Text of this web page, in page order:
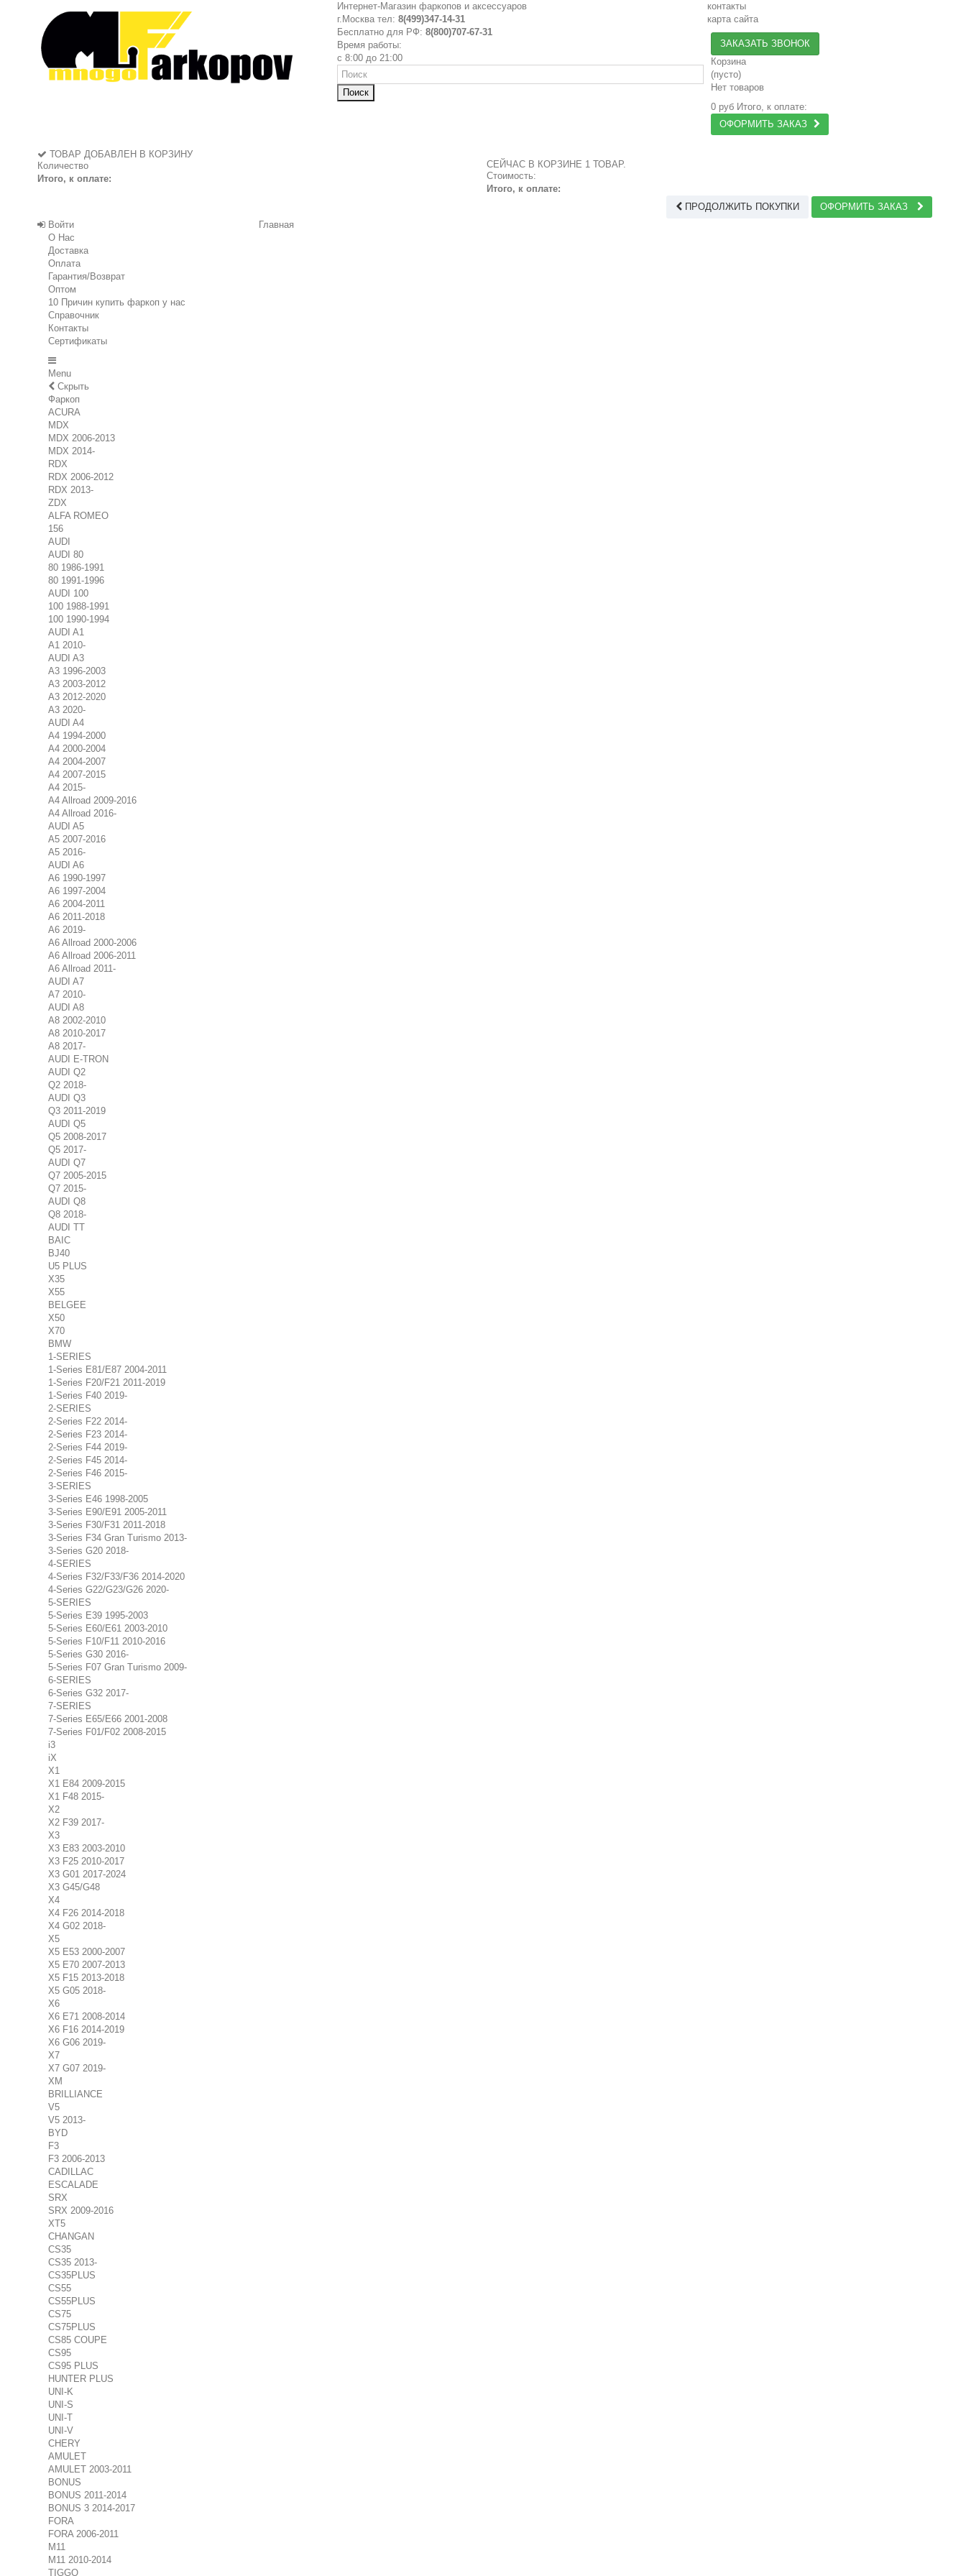
Интернет-Магазин фаркопов и аксессуаров
г.Москва тел: 8(499)347-14-31
Бесплатно для РФ: 8(800)707-67-31
Время работы:
с 8:00 до 21:00
Поиск
контакты
карта сайта
ЗАКАЗАТЬ ЗВОНОК
Корзина
(пусто)
Нет товаров
0 руб Итого, к оплате:
ОФОРМИТЬ ЗАКАЗ
ТОВАР ДОБАВЛЕН В КОРЗИНУ
Количество
Итого, к оплате:
СЕЙЧАС В КОРЗИНЕ 1 ТОВАР.
Стоимость:
Итого, к оплате:
ПРОДОЛЖИТЬ ПОКУПКИ
ОФОРМИТЬ ЗАКАЗ
Войти
Главная
О Нас
Доставка
Оплата
Гарантия/Возврат
Оптом
10 Причин купить фаркоп у нас
Справочник
Контакты
Сертификаты
Menu
Скрыть
Фаркоп
ACURA
MDX
MDX 2006-2013
MDX 2014-
RDX
RDX 2006-2012
RDX 2013-
ZDX
ALFA ROMEO
156
AUDI
AUDI 80
80 1986-1991
80 1991-1996
AUDI 100
100 1988-1991
100 1990-1994
AUDI A1
A1 2010-
AUDI A3
A3 1996-2003
A3 2003-2012
A3 2012-2020
A3 2020-
AUDI A4
A4 1994-2000
A4 2000-2004
A4 2004-2007
A4 2007-2015
A4 2015-
A4 Allroad 2009-2016
A4 Allroad 2016-
AUDI A5
A5 2007-2016
A5 2016-
AUDI A6
A6 1990-1997
A6 1997-2004
A6 2004-2011
A6 2011-2018
A6 2019-
A6 Allroad 2000-2006
A6 Allroad 2006-2011
A6 Allroad 2011-
AUDI A7
A7 2010-
AUDI A8
A8 2002-2010
A8 2010-2017
A8 2017-
AUDI E-TRON
AUDI Q2
Q2 2018-
AUDI Q3
Q3 2011-2019
AUDI Q5
Q5 2008-2017
Q5 2017-
AUDI Q7
Q7 2005-2015
Q7 2015-
AUDI Q8
Q8 2018-
AUDI TT
BAIC
BJ40
U5 PLUS
X35
X55
BELGEE
X50
X70
BMW
1-SERIES
1-Series E81/E87 2004-2011
1-Series F20/F21 2011-2019
1-Series F40 2019-
2-SERIES
2-Series F22 2014-
2-Series F23 2014-
2-Series F44 2019-
2-Series F45 2014-
2-Series F46 2015-
3-SERIES
3-Series E46 1998-2005
3-Series E90/E91 2005-2011
3-Series F30/F31 2011-2018
3-Series F34 Gran Turismo 2013-
3-Series G20 2018-
4-SERIES
4-Series F32/F33/F36 2014-2020
4-Series G22/G23/G26 2020-
5-SERIES
5-Series E39 1995-2003
5-Series E60/E61 2003-2010
5-Series F10/F11 2010-2016
5-Series G30 2016-
5-Series F07 Gran Turismo 2009-
6-SERIES
6-Series G32 2017-
7-SERIES
7-Series E65/E66 2001-2008
7-Series F01/F02 2008-2015
i3
iX
X1
X1 E84 2009-2015
X1 F48 2015-
X2
X2 F39 2017-
X3
X3 E83 2003-2010
X3 F25 2010-2017
X3 G01 2017-2024
X3 G45/G48
X4
X4 F26 2014-2018
X4 G02 2018-
X5
X5 E53 2000-2007
X5 E70 2007-2013
X5 F15 2013-2018
X5 G05 2018-
X6
X6 E71 2008-2014
X6 F16 2014-2019
X6 G06 2019-
X7
X7 G07 2019-
XM
BRILLIANCE
V5
V5 2013-
BYD
F3
F3 2006-2013
CADILLAC
ESCALADE
SRX
SRX 2009-2016
XT5
CHANGAN
CS35
CS35 2013-
CS35PLUS
CS55
CS55PLUS
CS75
CS75PLUS
CS85 COUPE
CS95
CS95 PLUS
HUNTER PLUS
UNI-K
UNI-S
UNI-T
UNI-V
CHERY
AMULET
AMULET 2003-2011
BONUS
BONUS 2011-2014
BONUS 3 2014-2017
FORA
FORA 2006-2011
M11
M11 2010-2014
TIGGO